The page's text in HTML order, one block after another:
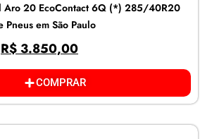
Aro 20 EcoContact 6Q (*) 285/40R20
Pneus em São Paulo
R$ 3.850,00
COMPRAR